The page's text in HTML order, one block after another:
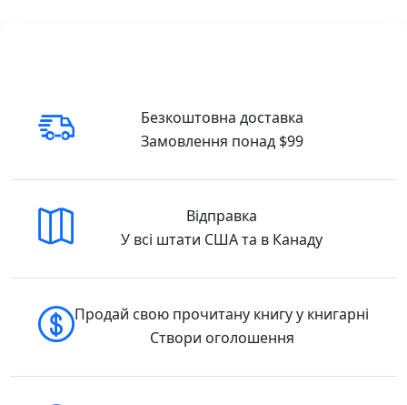
Найкраща ціна:Ми забезпечуємо
найнижчу вартість на українські книги в
надійно упаковане та відправлене через
USPS, UPS або FedEx по США та Канаді.
Назар Гончар: Автопортрети Назар Гончар
(978-617-585-058-9)
Безкоштовна доставка
Замовлення понад $99
Відправка
У всі штати США та в Канаду
Продай свою прочитану книгу у книгарні
Створи оголошення